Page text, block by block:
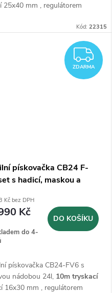
25x40 mm , regulátorem
Kód: 22315
ZDARMA
pískovačka CB24 F-
s hadicí, maskou a
Kč bez DPH
Kč
do 4-
DO KOŠÍKU
pískovačka CB24-FV6 s
nádobou 24l, 10m tryskací
í 16x30 mm , regulátorem